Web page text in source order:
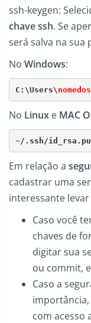
ssh-keygen:
chave ssh. Se
será salva na sua
No Windows:
C:\Users\
No Linux e MAC
~/.ssh/
Em relação a
cadastrar uma
interessante
Caso você
chaves de
digitar sua
ou commit,
Caso a
com acesso